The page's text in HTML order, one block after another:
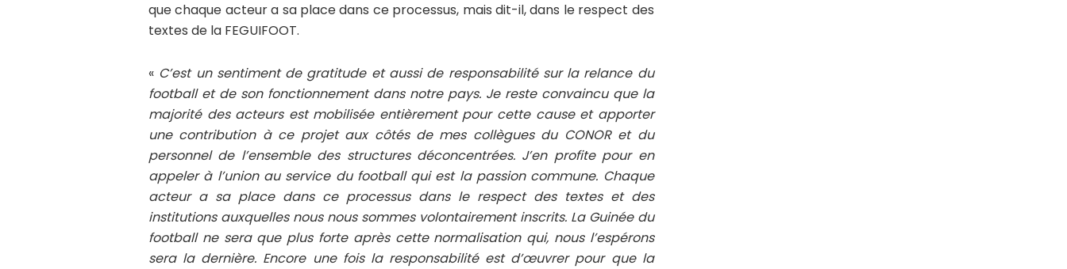
que chaque acteur a sa place dans ce processus, mais dit-il, dans le respect des
textes de la FEGUIFOOT.
« C’est un sentiment de gratitude et aussi de responsabilité sur la relance du
football et de son fonctionnement dans notre pays. Je reste convaincu que la
majorité des acteurs est mobilisée entièrement pour cette cause et apporter
une contribution à ce projet aux côtés de mes collègues du CONOR et du
personnel de l’ensemble des structures déconcentrées. J’en profite pour en
appeler à l’union au service du football qui est la passion commune. Chaque
acteur a sa place dans ce processus dans le respect des textes et des
institutions auxquelles nous nous sommes volontairement inscrits. La Guinée du
football ne sera que plus forte après cette normalisation qui, nous l’espérons
sera la dernière. Encore une fois la responsabilité est d’œuvrer pour que la